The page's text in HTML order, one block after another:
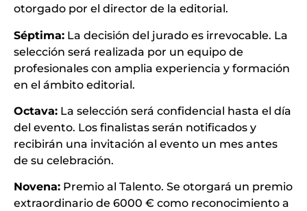
otorgado por el director de la editorial.
Séptima: La decisión del jurado es irrevocable. La
selección será realizada por un equipo de
profesionales con amplia experiencia y formación
en el ámbito editorial.
Octava: La selección será confidencial hasta el día
del evento. Los finalistas serán notificados y
recibirán una invitación al evento un mes antes
de su celebración.
Novena: Premio al Talento. Se otorgará un premio
extraordinario de 6000 € como reconocimiento a